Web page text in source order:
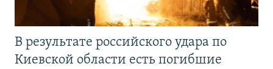
В результате российского удара по
Киевской области есть погибшие